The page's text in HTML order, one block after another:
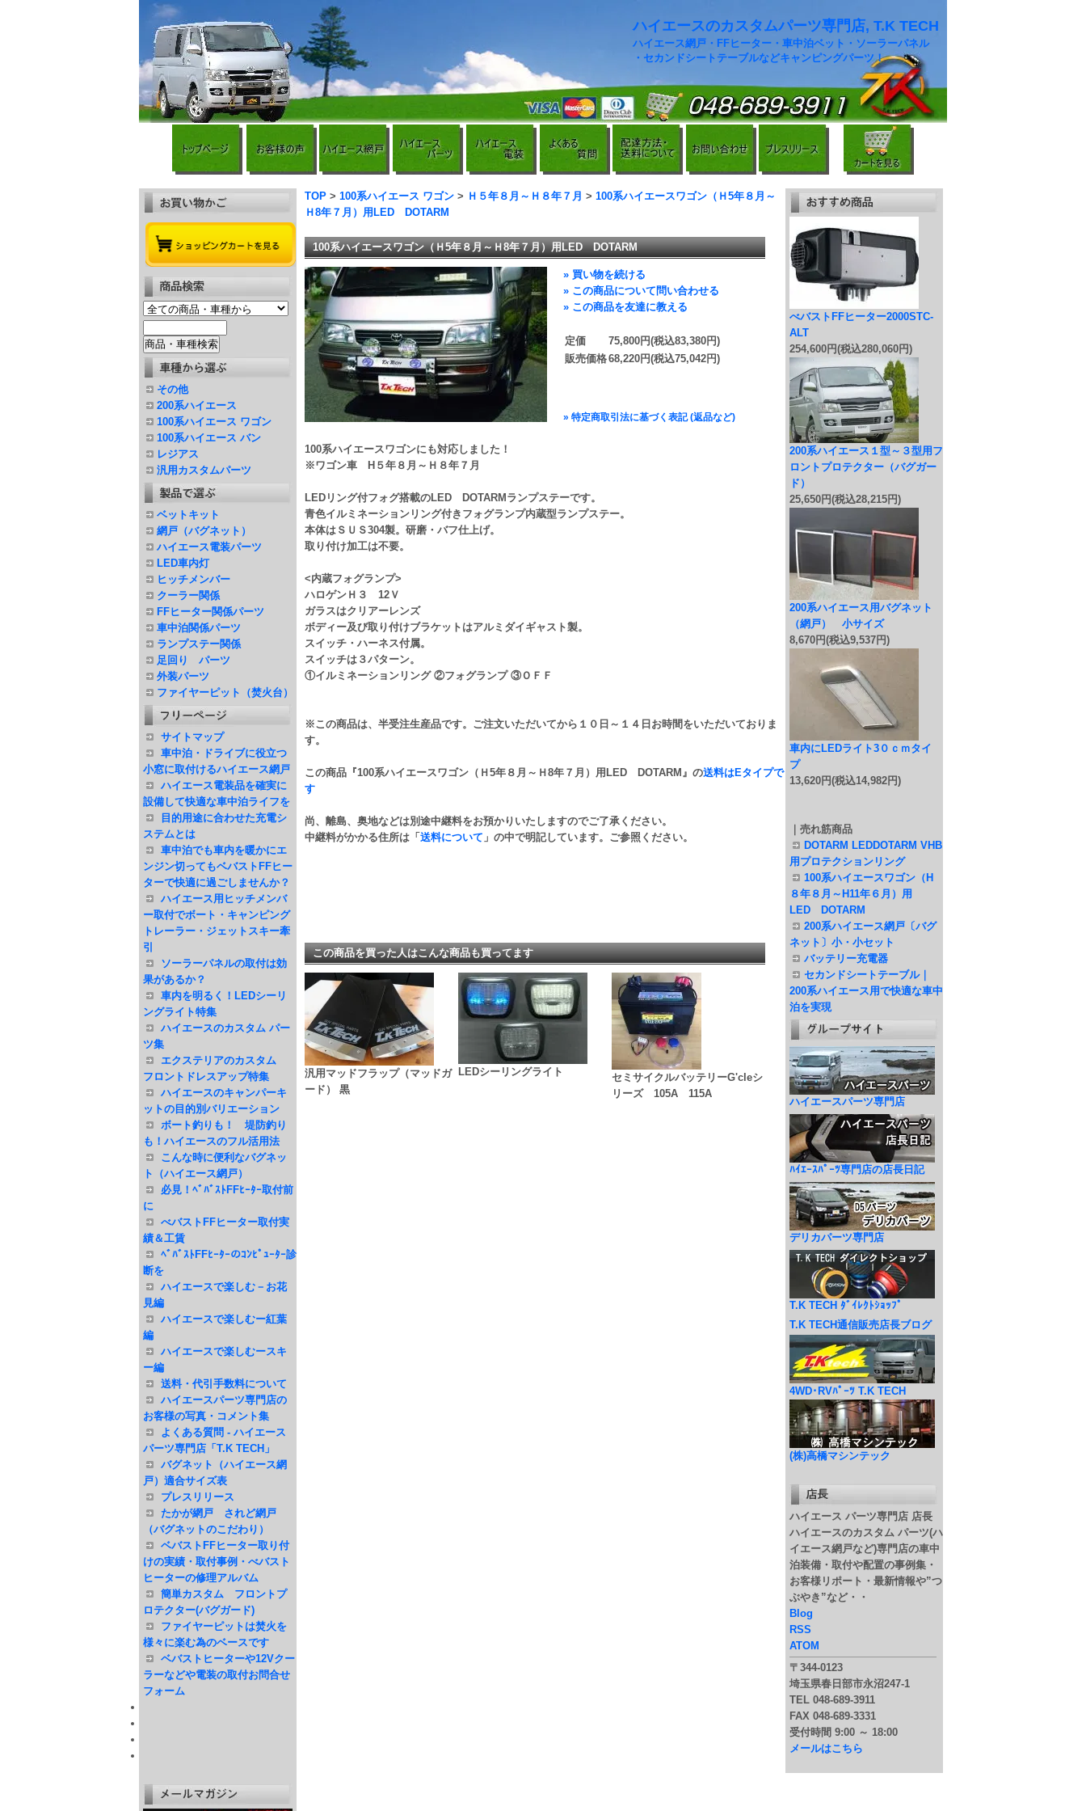
ハイエースのカスタムパーツ専門店, T.K TECH
ハイエース網戸・FFヒーター・車中泊ベット・ソーラーパネル
・セカンドシートテーブルなどキャンピングパーツ！
TOP > 100系ハイエース ワゴン > Ｈ５年８月～Ｈ８年７月 > 100系ハイエースワゴン（Ｈ5年８月～
Ｈ8年７月）用LED DOTARM
100系ハイエースワゴン（Ｈ5年８月～Ｈ8年７月）用LED DOTARM
» 買い物を続ける
» この商品について問い合わせる
» この商品を友達に教える
定価
75,800円(税込83,380円)
販売価格68,220円(税込75,042円)
» 特定商取引法に基づく表記 (返品など)
100系ハイエースワゴンにも対応しました！
※ワゴン車 H５年８月～Ｈ８年７月
LEDリング付フォグ搭載のLED DOTARMランプステーです。
青色イルミネーションリング付きフォグランプ内蔵型ランプステー。
本体はＳＵＳ304製。研磨・バフ仕上げ。
取り付け加工は不要。
<内蔵フォグランプ>
ハロゲンＨ３ 12Ｖ
ガラスはクリアーレンズ
ボディー及び取り付けブラケットはアルミダイギャスト製。
スイッチ・ハーネス付属。
スイッチは３パターン。
①イルミネーションリング ②フォグランプ ③ＯＦＦ
※この商品は、半受注生産品です。ご注文いただいてから１０日～１４日お時間をいただいておりま
す。
この商品『100系ハイエースワゴン（Ｈ5年８月～Ｈ8年７月）用LED DOTARM』の送料はEタイプで
す
尚、離島、奥地などは別途中継料をお預かりいたしますのでご了承ください。
中継料がかかる住所は「 送料について 」の中で明記しています。ご参照ください。
この商品を買った人はこんな商品も買ってます
汎用マッドフラップ（マッドガ
ード） 黒
LEDシーリングライト
セミサイクルバッテリーG'cleシ
リーズ 105A 115A
その他
200系ハイエース
100系ハイエース ワゴン
100系ハイエース バン
レジアス
汎用カスタムパーツ
ベットキット
網戸（バグネット）
ハイエース電装パーツ
LED車内灯
ヒッチメンバー
クーラー関係
FFヒーター関係パーツ
車中泊関係パーツ
ランプステー関係
足回り パーツ
外装パーツ
ファイヤーピット（焚火台）
サイトマップ
車中泊・ドライブに役立つ
小窓に取付けるハイエース網戸
ハイエース電装品を確実に
設備して快適な車中泊ライフを
目的用途に合わせた充電シ
ステムとは
車中泊でも車内を暖かにエ
ンジン切ってもベバストFFヒー
ターで快適に過ごしませんか？
ハイエース用ヒッチメンバ
ー取付でボート・キャンピング
トレーラー・ジェットスキー牽
引
ソーラーパネルの取付は効
果があるか？
車内を明るく！LEDシーリ
ングライト特集
ハイエースのカスタム パー
ツ集
エクステリアのカスタム
フロントドレスアップ特集
ハイエースのキャンパーキ
ットの目的別バリエーション
ボート釣りも！ 堤防釣り
も！ハイエースのフル活用法
こんな時に便利なバグネッ
ト（ハイエース網戸）
必見！ﾍﾞﾊﾞｽﾄFFﾋｰﾀｰ取付前
に
べバストFFヒーター取付実
績＆工賃
ﾍﾞﾊﾞｽﾄFFﾋｰﾀｰのｺﾝﾋﾟｭｰﾀｰ診
断を
ハイエースで楽しむ－お花
見編
ハイエースで楽しむー紅葉
編
ハイエースで楽しむースキ
ー編
送料・代引手数料について
ハイエースパーツ専門店の
お客様の写真・コメント集
よくある質問 - ハイエース
パーツ専門店「T.K TECH」
バグネット（ハイエース網
戸）適合サイズ表
プレスリリース
たかが網戸 されど網戸
（バグネットのこだわり）
ベバストFFヒーター取り付
けの実績・取付事例・べバスト
ヒーターの修理アルバム
簡単カスタム フロントプ
ロテクター(バグガード)
ファイヤーピットは焚火を
様々に楽む為のベースです
ベバストヒーターや12Vクー
ラーなどや電装の取付お問合せ
フォーム
べバストFFヒーター2000STC-
ALT
254,600円(税込280,060円)
200系ハイエース１型～３型用フ
ロントプロテクター（バグガー
ド）
25,650円(税込28,215円)
200系ハイエース用バグネット
（網戸） 小サイズ
8,670円(税込9,537円)
車内にLEDライト3０ｃｍタイ
プ
13,620円(税込14,982円)
｜売れ筋商品
DOTARM LEDDOTARM VHB
用プロテクションリング
100系ハイエースワゴン（H
８年８月～H11年６月）用
LED DOTARM
200系ハイエース網戸〔バグ
ネット〕小・小セット
バッテリー充電器
セカンドシートテーブル｜
200系ハイエース用で快適な車中
泊を実現
ハイエースパーツ専門店
ﾊｲｴｰｽﾊﾟｰﾂ専門店の店長日記
デリカパーツ専門店
T.K TECH ﾀﾞｲﾚｸﾄｼｮｯﾌﾟ
T.K TECH通信販売店長ブログ
4WD･RVﾊﾟｰﾂ T.K TECH
(株)高橋マシンテック
ハイエース パーツ専門店 店長
ハイエースのカスタム パーツ(ハ
イエース網戸など)専門店の車中
泊装備・取付や配置の事例集・
お客様リポート・最新情報や”つ
ぶやき”など・・
Blog
RSS
ATOM
〒344-0123
埼玉県春日部市永沼247-1
TEL 048-689-3911
FAX 048-689-3331
受付時間 9:00 ～ 18:00
メールはこちら